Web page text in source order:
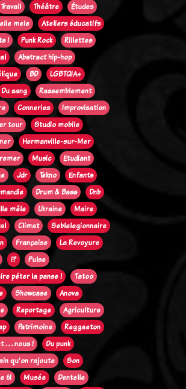
Travail Théâtre
Études
mele
Ateliers éducatifs
!
Punk Rock
Rillettes
Abstract hip-hop
BD
LGBTQIA+
Du sang
Rassemblement
Conneries
Improvisation
tour
Studio mobile
Hermanville-sur-Mer
Music
Etudiant
Jdr Tekno
Enfants
Drum & Bass
Dnb
mêle Ukraine
Maire
Climat
Seblelegionnaire
Française
La Revoyure
!?
Pulse
péter la panse !
Tatoo
Showcase
Anova
Reportage
Agriculture
Patrimoine
Reggaeton
. . . nous !
Du punk
qu'on rajoute
Son
61
Musée
Dentelle